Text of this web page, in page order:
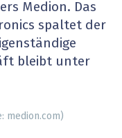
Medion. Das
spaltet der
bleibt unter
medion.com)